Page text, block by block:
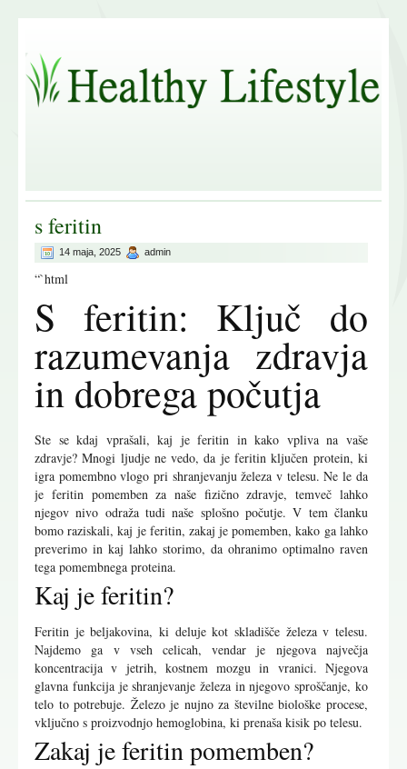
s feritin
14 maja, 2025 admin
“`html
S feritin: Ključ do
razumevanja zdravja
in dobrega počutja
Ste se kdaj vprašali, kaj je feritin in kako vpliva na vaše
zdravje? Mnogi ljudje ne vedo, da je feritin ključen protein, ki
igra pomembno vlogo pri shranjevanju železa v telesu. Ne le da
je feritin pomemben za naše fizično zdravje, temveč lahko
njegov nivo odraža tudi naše splošno počutje. V tem članku
bomo raziskali, kaj je feritin, zakaj je pomemben, kako ga lahko
preverimo in kaj lahko storimo, da ohranimo optimalno raven
tega pomembnega proteina.
Kaj je feritin?
Feritin je beljakovina, ki deluje kot skladišče železa v telesu.
Najdemo ga v vseh celicah, vendar je njegova največja
koncentracija v jetrih, kostnem mozgu in vranici. Njegova
glavna funkcija je shranjevanje železa in njegovo sproščanje, ko
telo to potrebuje. Železo je nujno za številne biološke procese,
vključno s proizvodnjo hemoglobina, ki prenaša kisik po telesu.
Zakaj je feritin pomemben?